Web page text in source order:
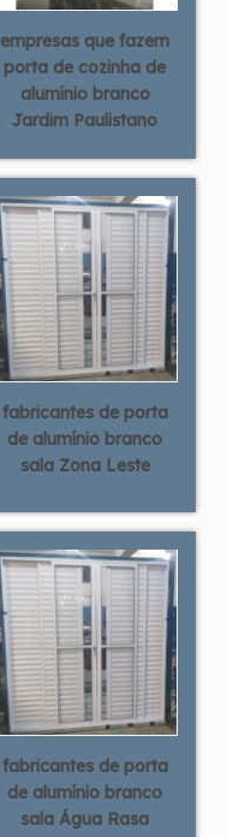
empresas que fazem
porta de cozinha de
alumínio branco
Jardim Paulistano
fabricantes de porta
de alumínio branco
sala Zona Leste
fabricantes de porta
de alumínio branco
sala Água Rasa